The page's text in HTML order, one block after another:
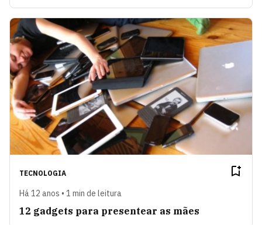
TECNOLOGIA
Há 12 anos • 1 min de leitura
12 gadgets para presentear as mães